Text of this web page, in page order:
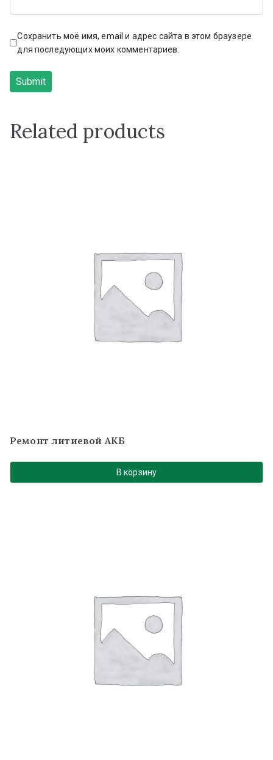
Сохранить моё имя, email и адрес сайта в этом браузере
для последующих моих комментариев.
Related products
Ремонт литиевой АКБ
В корзину